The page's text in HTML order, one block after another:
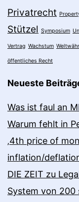
Privatrecht
Stützel Symposium
Vertrag Wachstum
öffentliches Recht
Neueste
Was ist faul an
Warum fehlt in
‚4th price of
inflation/
DIE ZEIT zu
System von 200